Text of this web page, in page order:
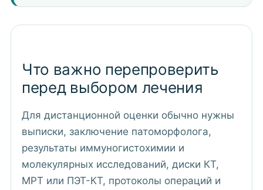
Что важно перепроверить
перед выбором лечения
Для дистанционной оценки обычно нужны
выписки, заключение патоморфолога,
результаты иммуногистохимии и
молекулярных исследований, диски КТ,
МРТ или ПЭТ-КТ, протоколы операций и